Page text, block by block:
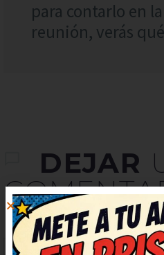
para contarlo en
reunión, verás
DEJAR